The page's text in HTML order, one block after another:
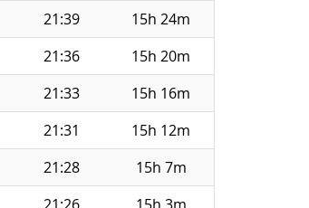
21:39
15h 24m
21:36
15h 20m
21:33
15h 16m
21:31
15h 12m
21:28
15h 7m